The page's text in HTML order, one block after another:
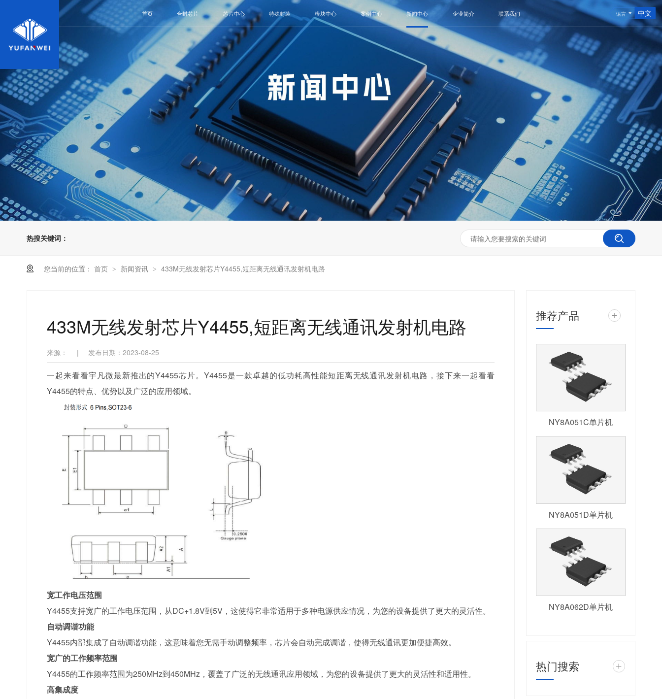
语言 中文
首页 合封芯片 芯片中心 特殊封装 模块中心 案例中心 新闻中心 企业简介 联系我们
热搜关键词：
您当前的位置： 首页 > 新闻资讯 > 433M无线发射芯片Y4455,短距离无线通讯发射机电路
433M无线发射芯片Y4455,短距离无线通讯发射机电路
来源： | 发布日期：2023-08-25
一起来看看宇凡微最新推出的Y4455芯片。Y4455是一款卓越的低功耗高性能短距离无线通讯发射机电路，接下来一起看看
Y4455的特点、优势以及广泛的应用领域。
宽工作电压范围
Y4455支持宽广的工作电压范围，从DC+1.8V到5V，这使得它非常适用于多种电源供应情况，为您的设备提供了更大的灵活性。
自动调谐功能
Y4455内部集成了自动调谐功能，这意味着您无需手动调整频率，芯片会自动完成调谐，使得无线通讯更加便捷高效。
宽广的工作频率范围
Y4455的工作频率范围为250MHz到450MHz，覆盖了广泛的无线通讯应用领域，为您的设备提供了更大的灵活性和适用性。
高集成度
推荐产品 +
NY8A051C单片机
NY8A051D单片机
NY8A062D单片机
热门搜索 +